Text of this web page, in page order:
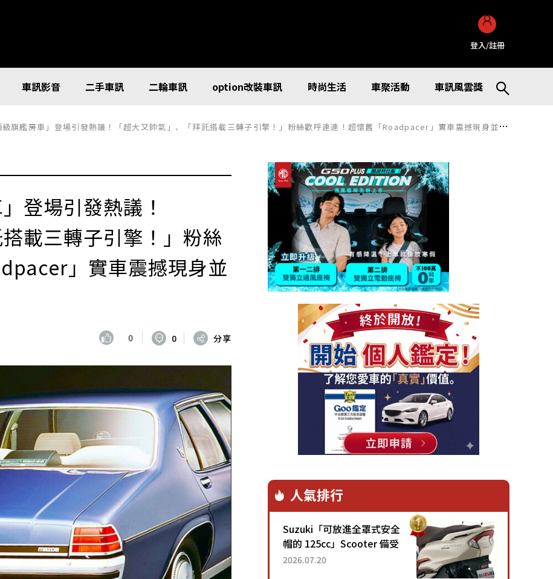
登入/註冊
車訊影音 二手車訊 二輪車訊 option改裝車訊 時尚生活 車聚活動 車訊風雲獎
旗艦房車」登場引發熱議！「超大又帥氣」、「拜託搭載三轉子引擎！」粉絲歡呼連連！超懷舊「Roadpacer」實車震撼現身並上路行駛！
登場引發熱議！
載三轉子引擎！」粉絲
」實車震撼現身並
0 0 分享
人氣排行
Suzuki「可放進全罩式安全
帽的 125cc」Scooter 備受
矚目！採用全新流線設計與
2026.07.20